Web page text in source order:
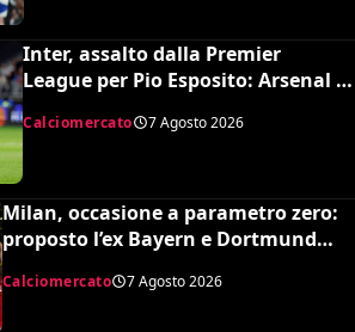
Inter, assalto dalla Premier
League per Pio Esposito: Arsenal e
Calciomercato 7 Agosto 2026
Milan, occasione a parametro zero:
proposto l’ex Bayern e Dortmund
Raphaël Guerreiro per il nuovo
modulo
Calciomercato 7 Agosto 2026